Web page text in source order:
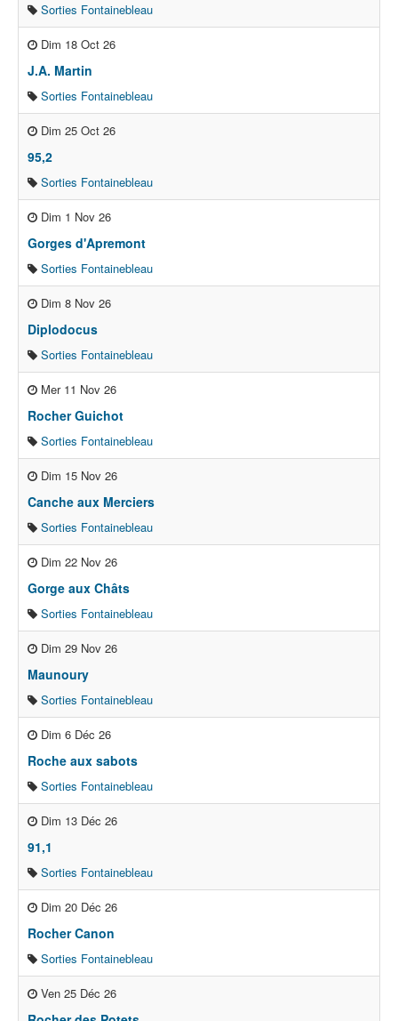
Sorties Fontainebleau
Dim 18 Oct 26
J.A. Martin
Sorties Fontainebleau
Dim 25 Oct 26
95,2
Sorties Fontainebleau
Dim 1 Nov 26
Gorges d'Apremont
Sorties Fontainebleau
Dim 8 Nov 26
Diplodocus
Sorties Fontainebleau
Mer 11 Nov 26
Rocher Guichot
Sorties Fontainebleau
Dim 15 Nov 26
Canche aux Merciers
Sorties Fontainebleau
Dim 22 Nov 26
Gorge aux Châts
Sorties Fontainebleau
Dim 29 Nov 26
Maunoury
Sorties Fontainebleau
Dim 6 Déc 26
Roche aux sabots
Sorties Fontainebleau
Dim 13 Déc 26
91,1
Sorties Fontainebleau
Dim 20 Déc 26
Rocher Canon
Sorties Fontainebleau
Ven 25 Déc 26